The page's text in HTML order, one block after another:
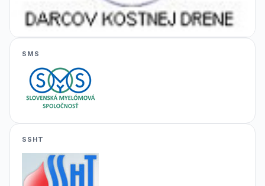
SMS
SSHT